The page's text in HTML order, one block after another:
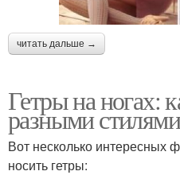
читать дальше →
Гетры на ногах:
разными стилями
Вот несколько интересных
носить гетры: